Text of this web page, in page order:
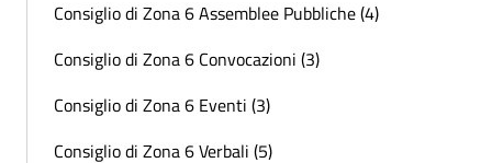
Consiglio di Zona 6 Assemblee Pubbliche (4)
Consiglio di Zona 6 Convocazioni (3)
Consiglio di Zona 6 Eventi (3)
Consiglio di Zona 6 Verbali (5)